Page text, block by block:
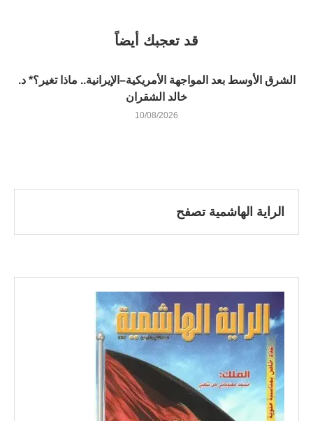
قد تعجبك أيضاً
الشرق الأوسط بعد المواجهة الأمريكية–الإيرانية.. ماذا تغير؟* د.
خالد الشقران
10/08/2026
الراية الهاشمية تصفح